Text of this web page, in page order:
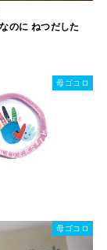
のに ねつだした
母ゴコロ
母ゴコロ